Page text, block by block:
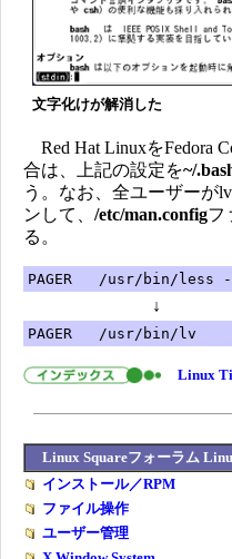
文字化けが解消した
Red Hat LinuxをFedora
合は、上記の設定を~/
う。なお、全ユーザーが
ンして、 /etc/man.configフ
る。
PAGER /usr/bin/less
↓
PAGER /usr/bin/lv
Linux
Linux Squareフォーラム
インストール／RPM
ファイル操作
ユーザー管理